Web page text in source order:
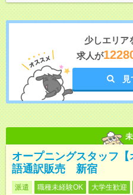
少しエリア
求人が
オープニングスタッフ
語通訳販売 新宿
派遣 職種未経験OK 大学生歓迎